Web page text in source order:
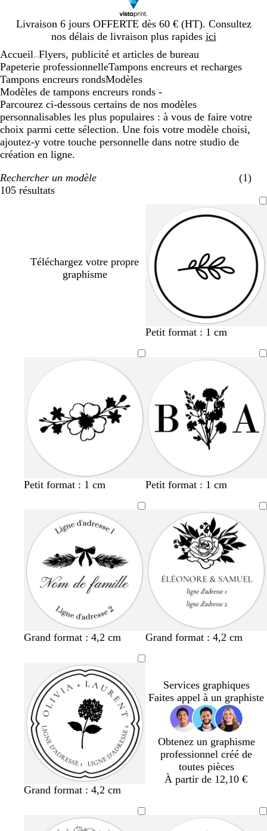
Livraison 6 jours OFFERTE dès 60 € (HT). Consultez
nos délais de livraison plus rapides ici
Diapositive
1
Accueil Flyers, publicité et articles de bureau
Papeterie professionnelleTampons encreurs et recharges
Tampons encreurs rondsModèles
Modèles de tampons encreurs ronds -
Parcourez ci-dessous certains de nos modèles
personnalisables les plus populaires : à vous de faire votre
choix parmi cette sélection. Une fois votre modèle choisi,
ajoutez-y votre touche personnelle dans notre studio de
création en ligne.
Rechercher un modèle
(1)
105 résultats
Filtres
Téléchargez votre propre
graphisme
Petit format : 1 cm
Petit format : 1 cm Petit format : 1 cm
Grand format : 4,2 cm Grand format : 4,2 cm
Grand format : 4,2 cm
Services graphiques
Faites appel à un graphiste
Obtenez un graphisme
professionnel créé de
toutes pièces
À partir de 12,10 €